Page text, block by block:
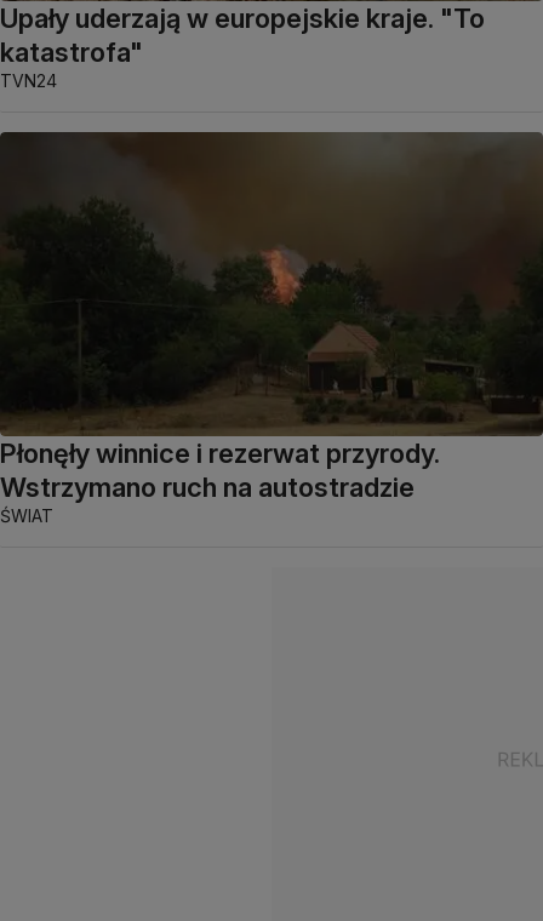
Upały uderzają w europejskie kraje. "To
katastrofa"
TVN24
Płonęły winnice i rezerwat przyrody.
Wstrzymano ruch na autostradzie
ŚWIAT